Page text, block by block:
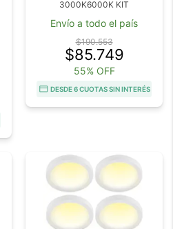
3000K6000K KIT
Envío a todo el país
$190.553
$85.749
55% OFF
DESDE 6 CUOTAS SIN INTERÉS